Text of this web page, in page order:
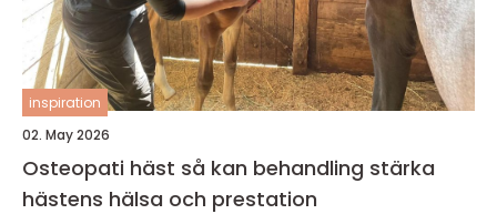
inspiration
02. May 2026
Osteopati häst så kan behandling stärka
hästens hälsa och prestation